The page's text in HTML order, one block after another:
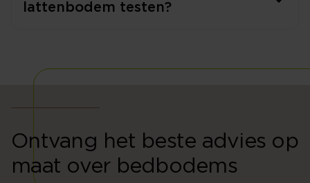
lattenbodem testen?
Ontvang het beste advies op
maat over bedbodems